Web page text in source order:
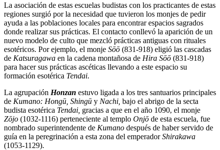
La asociación de estas escuelas budistas con los practicantes de estas
regiones surgió por la necesidad que tuvieron los monjes de pedir
ayuda a las poblaciones locales para encontrar espacios sagrados
donde realizar sus prácticas. El contacto conllevó la aparición de un
nuevo modelo de culto que mezcló prácticas antiguas con rituales
esotéricos. Por ejemplo, el monje Sōō (831-918) eligió las cascadas
de Katsuragawa en la cadena montañosa de Hira Sōō (831-918)
para hacer sus prácticas ascéticas llevando a este espacio su
formación esotérica Tendai.
La agrupación Honzan estuvo ligada a los tres santuarios principales
de Kumano: Hongū, Shingū y Nachi, bajo el abrigo de la secta
budista esotérica Tendai, gracias a que en el año 1090, el monje
Zōjo (1032-1116) perteneciente al templo Onjō de esta escuela, fue
nombrado superintendente de Kumano después de haber servido de
guía en la peregrinación a esta zona del emperadorShirakawa
(1053-1129).